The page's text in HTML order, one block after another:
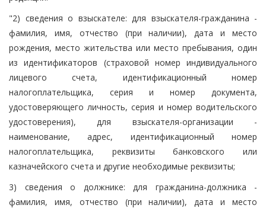
"2) сведения о взыскателе: для взыскателя-гражданина -
фамилия, имя, отчество (при наличии), дата и место
рождения, место жительства или место пребывания, один
из идентификаторов (страховой номер индивидуального
лицевого счета, идентификационный номер
налогоплательщика, серия и номер документа,
удостоверяющего личность, серия и номер водительского
удостоверения), для взыскателя-организации -
наименование, адрес, идентификационный номер
налогоплательщика, реквизиты банковского или
казначейского счета и другие необходимые реквизиты;
3) сведения о должнике: для гражданина-должника -
фамилия, имя, отчество (при наличии), дата и место